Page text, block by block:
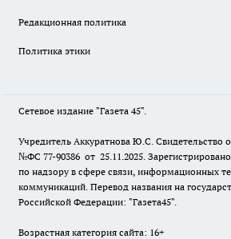
Редакционная политика
Политика этики
Сетевое издание "Газета 45".
Учредитель Аккуратнова Ю.С. Свидетельство
№ФС 77-90386 от 25.11.2025.
по надзору в сфере связи, информационных
коммуникаций. Перевод названия на
Российской Федерации: "Газета45".
Возрастная категория сайта: 16+